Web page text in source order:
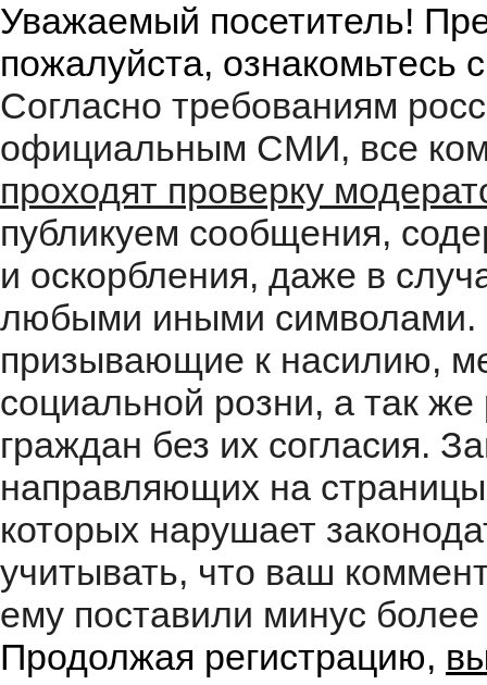
Уважаемый посетитель!
пожалуйста, ознакомьтесь
Согласно требованиям
официальным СМИ, все
проходят проверку
публикуем сообщения,
и оскорбления, даже в
любыми иными символами.
призывающие к насилию,
социальной розни, а так
граждан без их согласия.
направляющих на
которых нарушает
учитывать, что ваш
ему поставили минус
Продолжая регистрацию,